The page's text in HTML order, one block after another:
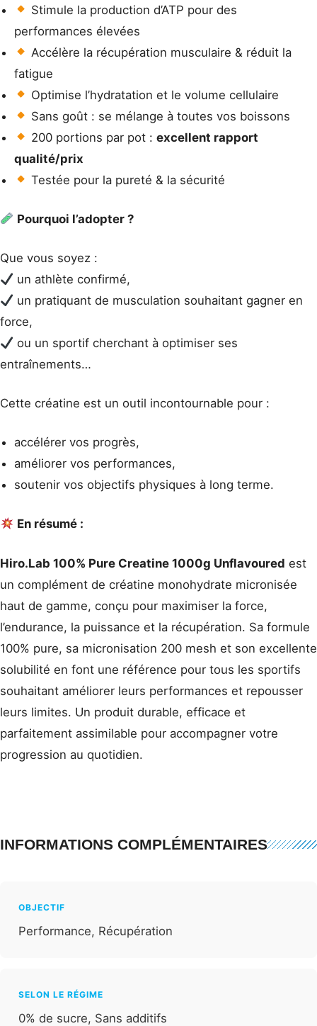
Stimule la production d’ATP pour des
performances élevées
Accélère la récupération musculaire & réduit la
fatigue
Optimise l’hydratation et le volume cellulaire
Sans goût : se mélange à toutes vos boissons
200 portions par pot :excellent rapport
qualité/prix
Testée pour la pureté & la sécurité
Pourquoi l’adopter ?
Que vous soyez :
un athlète confirmé,
un pratiquant de musculation souhaitant gagner en
force,
ou un sportif cherchant à optimiser ses
entraînements…
Cette créatine est un outil incontournable pour :
accélérer vos progrès,
améliorer vos performances,
soutenir vos objectifs physiques à long terme.
En résumé :
Hiro.Lab 100% Pure Creatine 1000g Unflavoured est
un complément de créatine monohydrate micronisée
haut de gamme, conçu pour maximiser la force,
l’endurance, la puissance et la récupération. Sa formule
100% pure, sa micronisation 200 mesh et son excellente
solubilité en font une référence pour tous les sportifs
souhaitant améliorer leurs performances et repousser
leurs limites. Un produit durable, efficace et
parfaitement assimilable pour accompagner votre
progression au quotidien.
INFORMATIONS COMPLÉMENTAIRES
OBJECTIF
Performance, Récupération
SELON LE RÉGIME
0% de sucre, Sans additifs